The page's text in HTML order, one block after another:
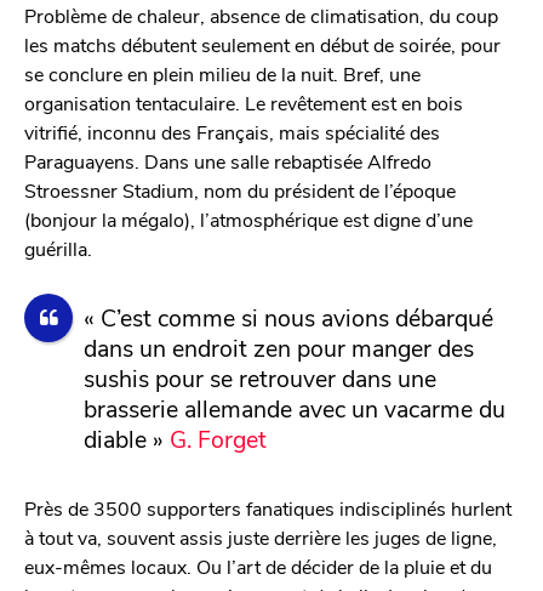
Problème de chaleur, absence de climatisation, du coup
les matchs débutent seulement en début de soirée, pour
se conclure en plein milieu de la nuit. Bref, une
organisation tentaculaire. Le revêtement est en bois
vitrifié, inconnu des Français, mais spécialité des
Paraguayens. Dans une salle rebaptisée Alfredo
Stroessner Stadium, nom du président de l’époque
(bonjour la mégalo), l’atmosphérique est digne d’une
guérilla.
« C’est comme si nous avions débarqué
dans un endroit zen pour manger des
sushis pour se retrouver dans une
brasserie allemande avec un vacarme du
diable » G. Forget
Près de 3500 supporters fanatiques indisciplinés hurlent
à tout va, souvent assis juste derrière les juges de ligne,
eux-mêmes locaux. Ou l’art de décider de la pluie et du